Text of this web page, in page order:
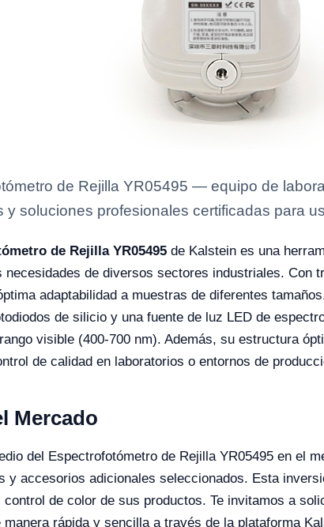
de Rejilla YR05495 — equipo de
y soluciones profesionales certificadas para
de Rejilla YR05495 de Kalstein es una
necesidades de diversos sectores industriales.
adaptabilidad a muestras de diferentes
de silicio y una fuente de luz LED de
visible (400-700 nm). Además, su estructura
de calidad en laboratorios o entornos de
Mercado
del Espectrofotómetro de Rejilla YR05495 en el
y accesorios adicionales seleccionados. Esta
control de color de sus productos. Te invitamos a
manera rápida y sencilla a través de la plataforma